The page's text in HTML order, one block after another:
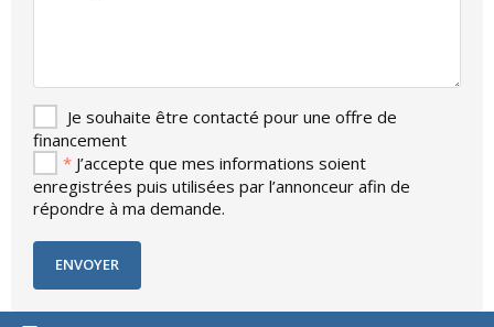
Je souhaite être contacté pour une offre de
financement
* J’accepte que mes informations soient
enregistrées puis utilisées par l’annonceur afin de
répondre à ma demande.